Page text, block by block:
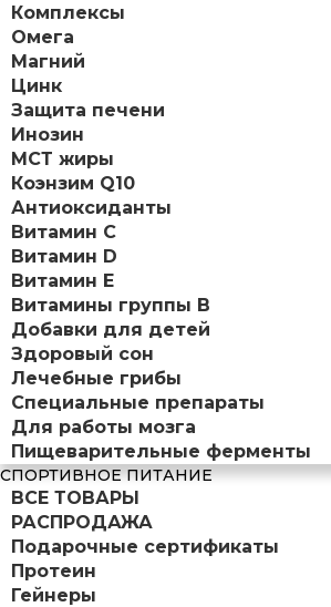
Комплексы
Омега
Магний
Цинк
Защита печени
Инозин
МСТ жиры
Коэнзим Q10
Антиоксиданты
Витамин С
Витамин D
Витамин Е
Витамины группы B
Добавки для детей
Здоровый сон
Лечебные грибы
Специальные препараты
Для работы мозга
Пищеварительные ферменты
СПОРТИВНОЕ ПИТАНИЕ
ВСЕ ТОВАРЫ
РАСПРОДАЖА
Подарочные сертификаты
Протеин
Гейнеры